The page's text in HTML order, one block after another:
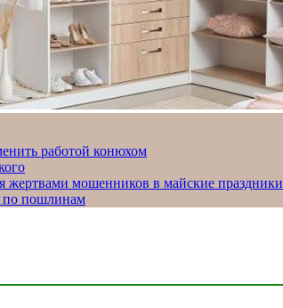
работой конюхом
жертвами мошенников в майские праздники
по пошлинам